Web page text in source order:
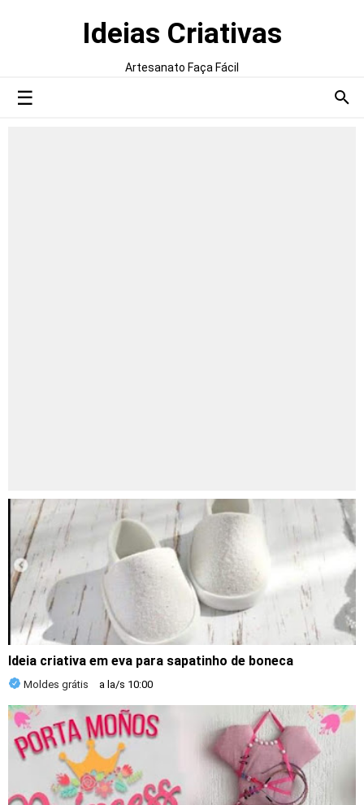
Ideias Criativas
Artesanato Faça Fácil
Ideia criativa em eva para sapatinho de boneca
Moldes grátis a la/s 10:00